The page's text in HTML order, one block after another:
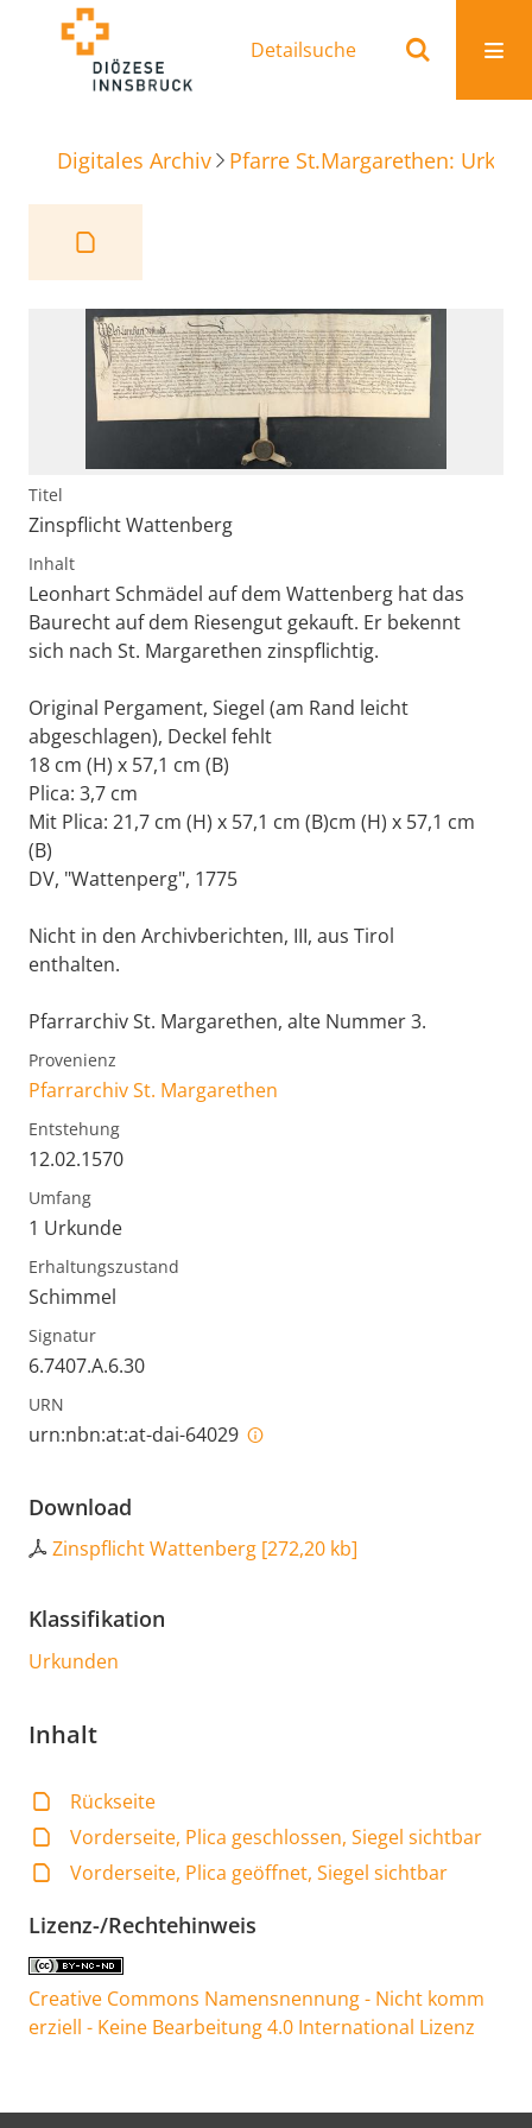
Detailsuche
Digitales Archiv Pfarre St.Margarethen:
Titel
Zinspflicht Wattenberg
Inhalt
Leonhart Schmädel auf dem Wattenberg hat das
Baurecht auf dem Riesengut gekauft. Er bekennt
sich nach St. Margarethen zinspflichtig.
Original Pergament, Siegel (am Rand leicht
abgeschlagen), Deckel fehlt
18 cm (H) x 57,1 cm (B)
Plica: 3,7 cm
Mit Plica: 21,7 cm (H) x 57,1 cm (B)cm (H) x 57,1 cm
(B)
DV, "Wattenperg", 1775
Nicht in den Archivberichten, III, aus Tirol
enthalten.
Pfarrarchiv St. Margarethen, alte Nummer 3.
Provenienz
Pfarrarchiv St. Margarethen
Entstehung
12.02.1570
Umfang
1 Urkunde
Erhaltungszustand
Schimmel
Signatur
6.7407.A.6.30
URN
urn:nbn:at:at-dai-64029
Download
Zinspflicht Wattenberg [272,20 kb]
Klassifikation
Urkunden
Inhalt
Rückseite
Vorderseite, Plica geschlossen, Siegel sichtbar
Vorderseite, Plica geöffnet, Siegel sichtbar
Lizenz-/Rechtehinweis
Creative Commons Namensnennung - Nicht komm
erziell - Keine Bearbeitung 4.0 International Lizenz